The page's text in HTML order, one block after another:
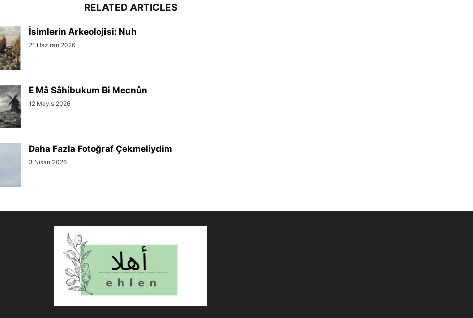
RELATED ARTICLES
İsimlerin Arkeolojisi: Nuh
21 Haziran 2026
E Mâ Sâhibukum Bi Mecnûn
12 Mayıs 2026
Daha Fazla Fotoğraf Çekmeliydim
3 Nisan 2026